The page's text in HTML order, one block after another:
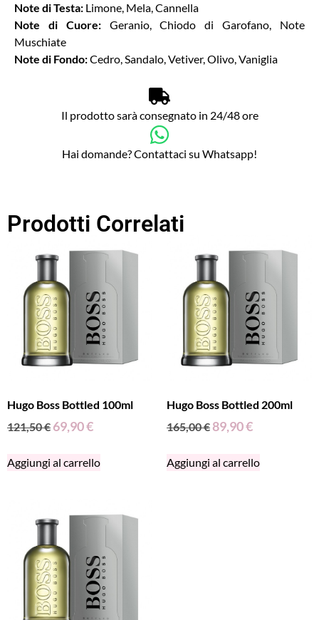
Note di Testa: Limone, Mela, Cannella
Note di Cuore:Geranio, Chiodo di Garofano, Note
Muschiate
Note di Fondo:Cedro, Sandalo, Vetiver, Olivo, Vaniglia
Il prodotto sarà consegnato in 24/48 ore
Hai domande? Contattaci su Whatsapp!
Prodotti Correlati
Hugo Boss Bottled 100ml
121,50€ 69,90€
Aggiungi al carrello
Hugo Boss Bottled 200ml
165,00€ 89,90€
Aggiungi al carrello